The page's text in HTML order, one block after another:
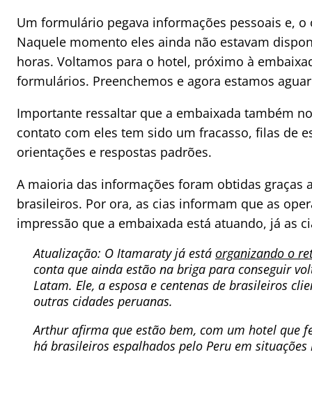
Um formulário pegava informações pessoais e,
Naquele momento eles ainda não estavam
horas. Voltamos para o hotel, próximo à
formulários. Preenchemos e agora estamos
Importante ressaltar que a embaixada também
contato com eles tem sido um fracasso, filas de
orientações e respostas padrões.
A maioria das informações foram obtidas
brasileiros. Por ora, as cias informam que as
impressão que a embaixada está atuando, já as
Atualização: O Itamaraty já está organizando o
conta que ainda estão na briga para conseguir
Latam. Ele, a esposa e centenas de brasileiros
outras cidades peruanas.
Arthur afirma que estão bem, com um hotel que
há brasileiros espalhados pelo Peru em